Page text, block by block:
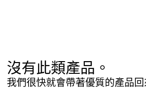
沒有此類產品。
我們很快就會帶著優質的產品